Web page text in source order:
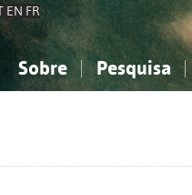
EN FR
Sobre Pesquisa